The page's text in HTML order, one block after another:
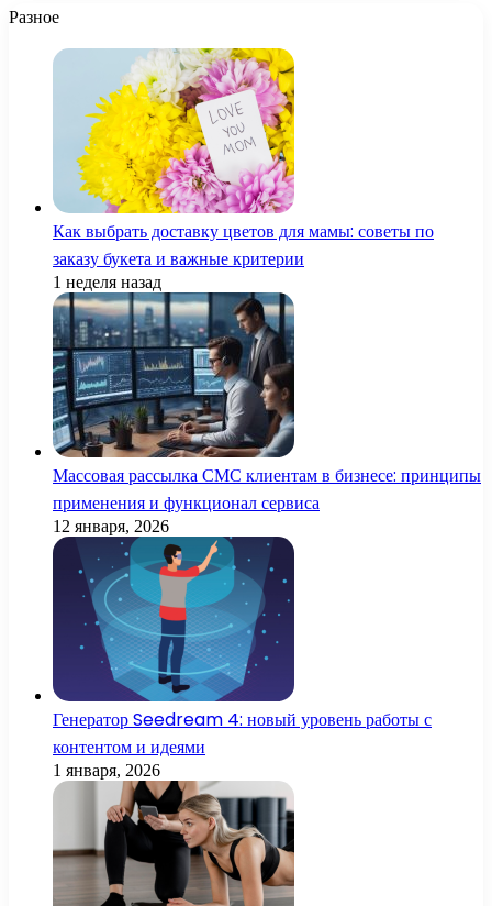
Разное
Как выбрать доставку цветов для мамы: советы по
заказу букета и важные критерии
1 неделя назад
Массовая рассылка СМС клиентам в бизнесе: принципы
применения и функционал сервиса
12 января, 2026
Генератор Seedream 4: новый уровень работы с
контентом и идеями
1 января, 2026